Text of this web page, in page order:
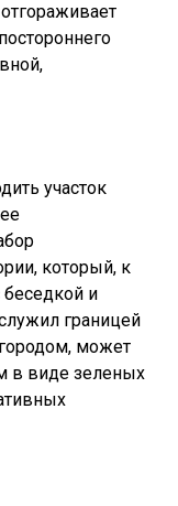
участок
который, к
беседкой и
границей
может
в виде зеленых